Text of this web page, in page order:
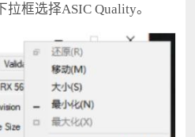
框选择ASIC Quality。